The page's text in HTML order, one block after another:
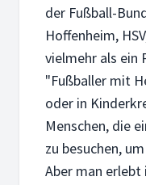
der Fußball-
Hoffenheim,
vielmehr als ein
"Fußballer mit
oder in
Menschen, die
zu besuchen,
Aber man erlebt